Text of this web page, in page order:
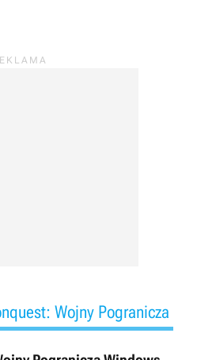
Wojny Pogranicza